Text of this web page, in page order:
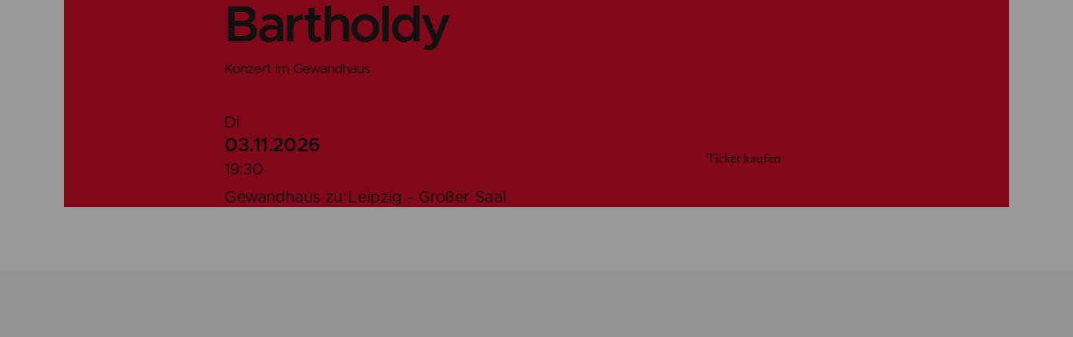
Bartholdy
Konzert im Gewandhaus
Di
03.11.2026
19:30
Gewandhaus zu Leipzig - Großer Saal
Ticket kaufen